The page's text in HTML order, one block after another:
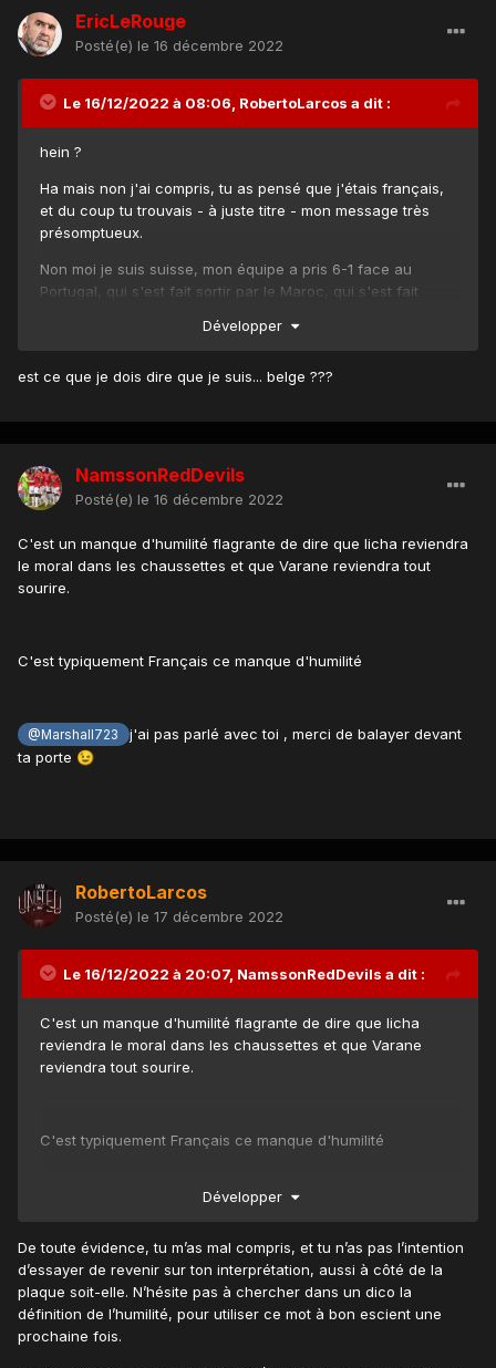
EricLeRouge
Posté(e) le 16 décembre 2022
Le 16/12/2022 à 08:06, RobertoLarcos a dit :
hein ?
Ha mais non j'ai compris, tu as pensé que j'étais français,
et du coup tu trouvais - à juste titre - mon message très
présomptueux.
Non moi je suis suisse, mon équipe a pris 6-1 face au
Portugal, qui s'est fait sortir par le Maroc, qui s'est fait
Développer
est ce que je dois dire que je suis... belge ???
NamssonRedDevils
Posté(e) le 16 décembre 2022
C'est un manque d'humilité flagrante de dire que licha reviendra
le moral dans les chaussettes et que Varane reviendra tout
sourire.
C'est typiquement Français ce manque d'humilité
@Marshall723
j'ai pas parlé avec toi , merci de balayer devant
ta porte 😉
RobertoLarcos
Posté(e) le 17 décembre 2022
Le 16/12/2022 à 20:07, NamssonRedDevils a dit :
C'est un manque d'humilité flagrante de dire que licha
reviendra le moral dans les chaussettes et que Varane
reviendra tout sourire.
C'est typiquement Français ce manque d'humilité
Développer
De toute évidence, tu m’as mal compris, et tu n’as pas l’intention
d’essayer de revenir sur ton interprétation, aussi à côté de la
plaque soit-elle. N’hésite pas à chercher dans un dico la
définition de l’humilité, pour utiliser ce mot à bon escient une
prochaine fois.